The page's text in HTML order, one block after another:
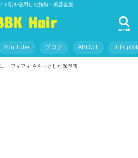
ト剤を使用した施術・美容全般
Hair search
You Tube ブログ ABOUT BBK
「フィフィ さらっとした保湿感」